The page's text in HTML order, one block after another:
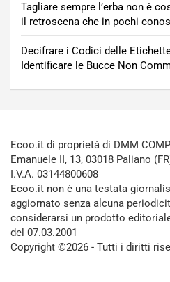
Tagliare sempre l’erba non è
il retroscena che in pochi
Decifrare i Codici delle
Identificare le Bucce Non
Ecoo.it di proprietà di DMM
Emanuele II, 13, 03018 Paliano
I.V.A. 03144800608
Ecoo.it non è una testata
aggiornato senza alcuna
considerarsi un prodotto
del 07.03.2001
Copyright ©2026 - Tutti i diritti